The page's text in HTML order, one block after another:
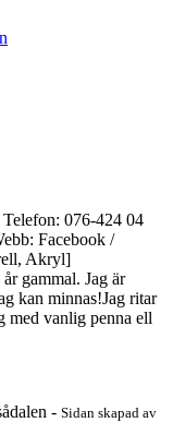
076-424 04
Facebook /
Akryl]
gammal. Jag är
kan minnas!Jag ritar
med vanlig penna ell
- Sidan skapad av